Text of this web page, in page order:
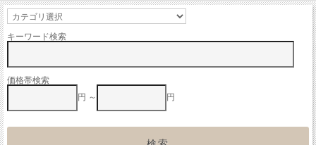
キーワード検索
価格帯検索
円 ～
円